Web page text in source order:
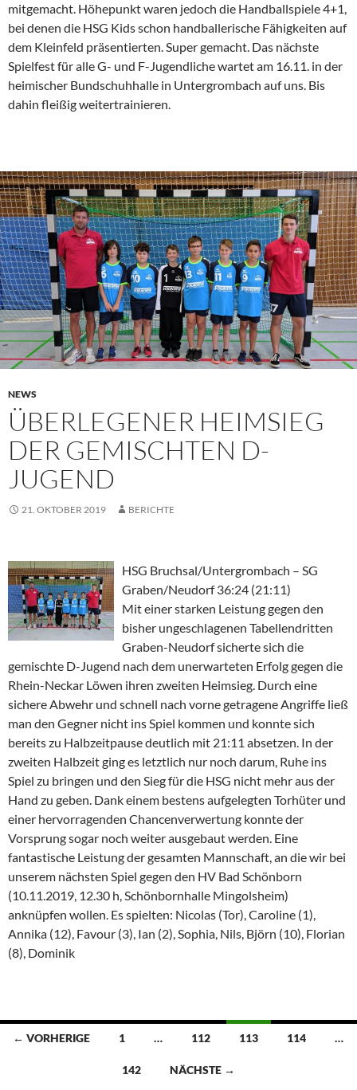
mitgemacht. Höhepunkt waren jedoch die Handballspiele 4+1,
bei denen die HSG Kids schon handballerische Fähigkeiten auf
dem Kleinfeld präsentierten. Super gemacht. Das nächste
Spielfest für alle G- und F-Jugendliche wartet am 16.11. in der
heimischer Bundschuhhalle in Untergrombach auf uns. Bis
dahin fleißig weitertrainieren.
NEWS
ÜBERLEGENER HEIMSIEG
DER GEMISCHTEN D-
JUGEND
21. OKTOBER 2019 BERICHTE
HSG Bruchsal/Untergrombach – SG
Graben/Neudorf 36:24 (21:11)
Mit einer starken Leistung gegen den
bisher ungeschlagenen Tabellendritten
Graben-Neudorf sicherte sich die
gemischte D-Jugend nach dem unerwarteten Erfolg gegen die
Rhein-Neckar Löwen ihren zweiten Heimsieg. Durch eine
sichere Abwehr und schnell nach vorne getragene Angriffe ließ
man den Gegner nicht ins Spiel kommen und konnte sich
bereits zu Halbzeitpause deutlich mit 21:11 absetzen. In der
zweiten Halbzeit ging es letztlich nur noch darum, Ruhe ins
Spiel zu bringen und den Sieg für die HSG nicht mehr aus der
Hand zu geben. Dank einem bestens aufgelegten Torhüter und
einer hervorragenden Chancenverwertung konnte der
Vorsprung sogar noch weiter ausgebaut werden. Eine
fantastische Leistung der gesamten Mannschaft, an die wir bei
unserem nächsten Spiel gegen den HV Bad Schönborn
(10.11.2019, 12.30 h, Schönbornhalle Mingolsheim)
anknüpfen wollen. Es spielten: Nicolas (Tor), Caroline (1),
Annika (12), Favour (3), Ian (2), Sophia, Nils, Björn (10), Florian
(8), Dominik
Beitragsnavigation
← VORHERIGE 1 … 112 113 114 …
142 NÄCHSTE →